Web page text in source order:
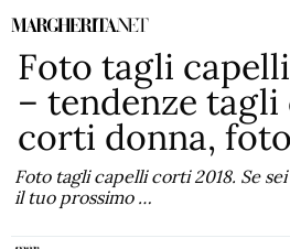
Vai
contenuto
Foto tagli
– tendenze
corti donna,
Foto tagli capelli corti 2018. Se
il tuo prossimo …